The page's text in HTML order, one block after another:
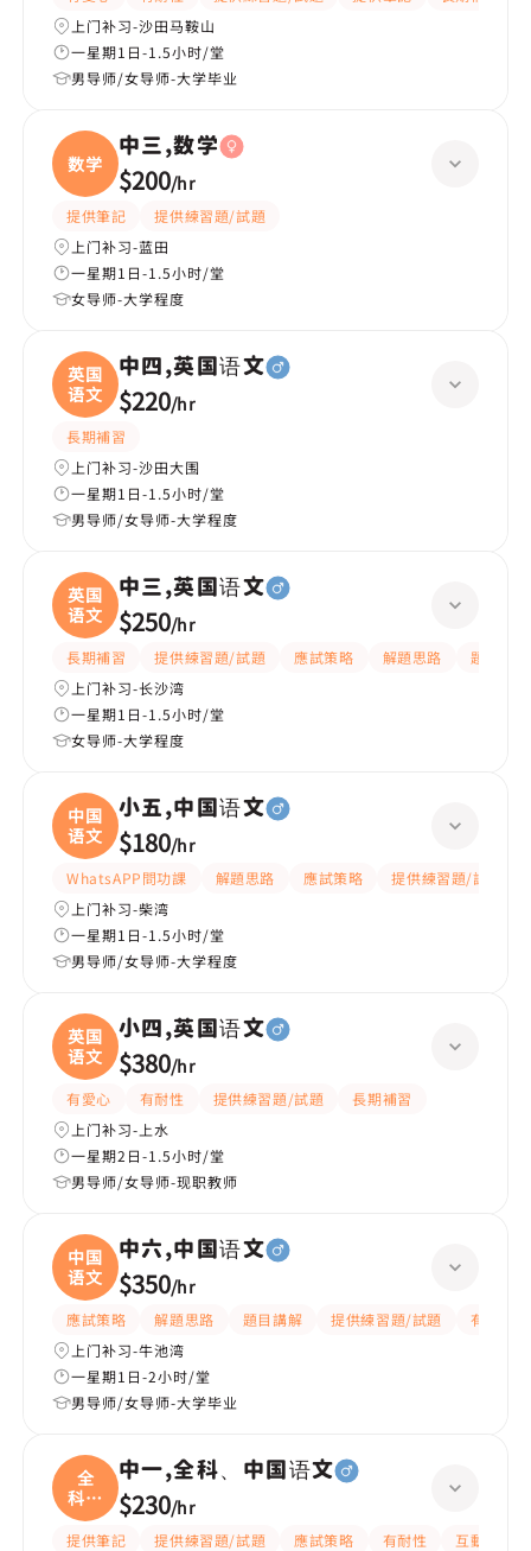
上门补习-沙田马鞍山
一星期1日-1.5小时/堂
男导师/女导师-大学毕业
数学
中三,数学
$200/hr
提供筆記
提供練習題/試題
上门补习-蓝田
一星期1日-1.5小时/堂
女导师-大学程度
英国
语文
中四,英国语文
$220/hr
長期補習
上门补习-沙田大围
一星期1日-1.5小时/堂
男导师/女导师-大学程度
英国
语文
中三,英国语文
$250/hr
長期補習 提供練習題/試題 應試策略 解題思路
題目講解
上门补习-长沙湾
一星期1日-1.5小时/堂
女导师-大学程度
中国
语文
小五,中国语文
$180/hr
WhatsAPP問功課 解題思路 應試策略
提供練習題/試題
上门补习-柴湾
一星期1日-1.5小时/堂
男导师/女导师-大学程度
英国
语文
小四,英国语文
$380/hr
有愛心 有耐性 提供練習題/試題
長期補習
上门补习-上水
一星期2日-1.5小时/堂
男导师/女导师-现职教师
中国
语文
中六,中国语文
$350/hr
應試策略 解題思路 題目講解 提供練習題/試題
有耐性
上门补习-牛池湾
一星期1日-2小时/堂
男导师/女导师-大学毕业
全
科、
中国
中一,全科、中国语文
$230/hr
提供筆記 提供練習題/試題 應試策略 有耐性
互動教學